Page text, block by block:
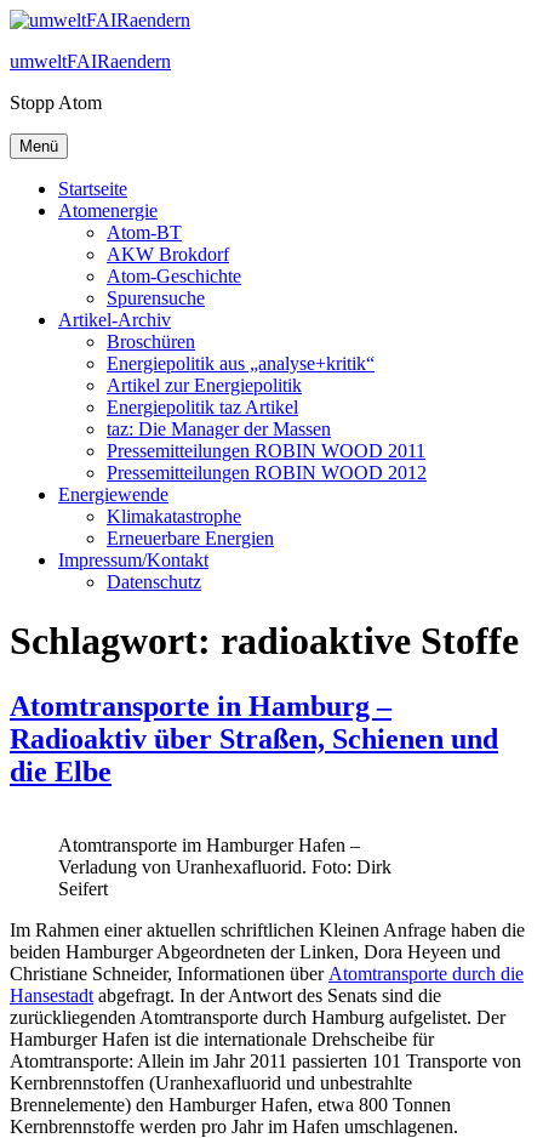
Zum
springen
umweltFAIRaendern
Stopp Atom
Menü
Startseite
Atomenergie
Atom-BT
AKW Brokdorf
Atom-Geschichte
Spurensuche
Artikel-Archiv
Broschüren
Energiepolitik aus „analyse+kritik“
Artikel zur Energiepolitik
Energiepolitik taz Artikel
taz: Die Manager der Massen
Pressemitteilungen ROBIN WOOD 2011
Pressemitteilungen ROBIN WOOD 2012
Energiewende
Klimakatastrophe
Erneuerbare Energien
Impressum/Kontakt
Datenschutz
Schlagwort: radioaktive Stoffe
Atomtransporte in Hamburg –
Radioaktiv über Straßen, Schienen und
die Elbe
Atomtransporte im Hamburger Hafen –
Verladung von Uranhexafluorid. Foto: Dirk
Seifert
Im Rahmen einer aktuellen schriftlichen Kleinen Anfrage haben die
beiden Hamburger Abgeordneten der Linken, Dora Heyeen und
Christiane Schneider, Informationen über Atomtransporte durch die
Hansestadt abgefragt. In der Antwort des Senats sind die
zurückliegenden Atomtransporte durch Hamburg aufgelistet. Der
Hamburger Hafen ist die internationale Drehscheibe für
Atomtransporte: Allein im Jahr 2011 passierten 101 Transporte von
Kernbrennstoffen (Uranhexafluorid und unbestrahlte
Brennelemente) den Hamburger Hafen, etwa 800 Tonnen
Kernbrennstoffe werden pro Jahr im Hafen umschlagenen.